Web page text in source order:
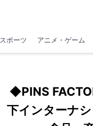
スポーツ アニメ・ゲーム
◆PINS
下インターナ